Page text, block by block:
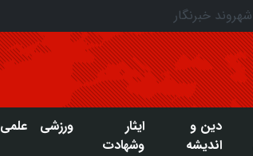
شهروند خبرنگار
دین و
اندیشه
ایثار
وشهادت
ورزشی علمی